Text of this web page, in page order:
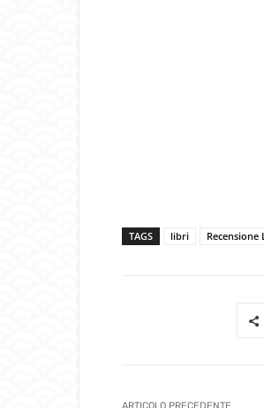
TAGS libri Recensione